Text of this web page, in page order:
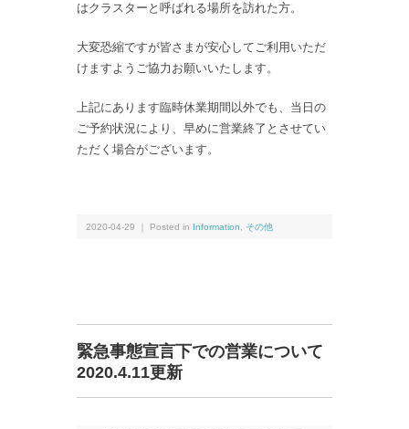
はクラスターと呼ばれる場所を訪れた方。
大変恐縮ですが皆さまが安心してご利用いただ
けますようご協力お願いいたします。
上記にあります臨時休業期間以外でも、当日の
ご予約状況により、早めに営業終了とさせてい
ただく場合がございます。
2020-04-29 ｜ Posted in Information その他
緊急事態宣言下での営業について
2020.4.11更新